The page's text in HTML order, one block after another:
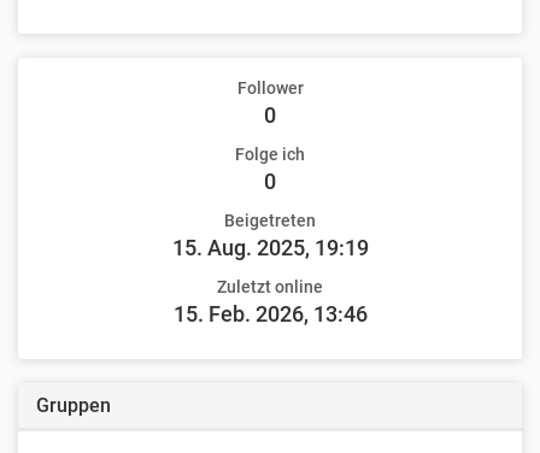
Follower
0
Folge ich
0
Beigetreten
15. Aug. 2025, 19:19
Zuletzt online
15. Feb. 2026, 13:46
Gruppen